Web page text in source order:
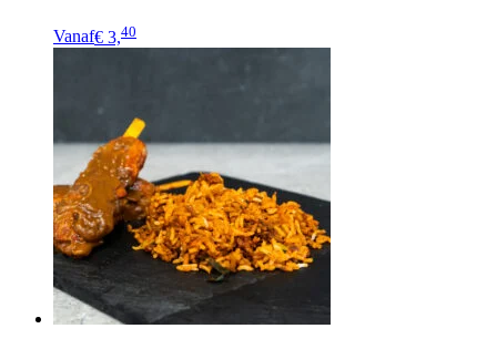
Vanaf€ 3,40
product
Deze
optie
kan
gekozen
worden
op
de
productpagina